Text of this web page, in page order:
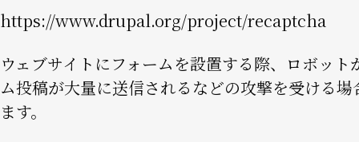
https://www.drupal.org/project/recaptcha
ウェブサイトにフォームを設置する際、ロボット
ム投稿が大量に送信されるなどの攻撃を受ける場
ます。